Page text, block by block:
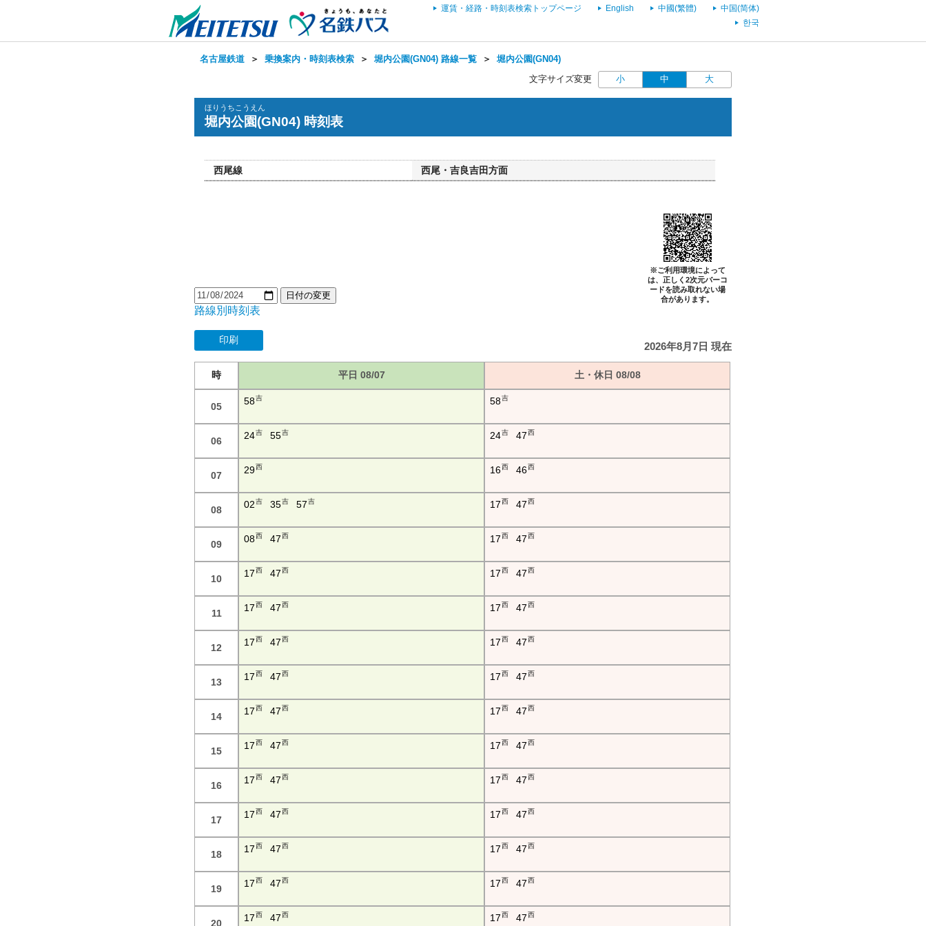
運賃・経路・時刻表検索トップページ English 中國(繁體)
中国(简体)
한국
名古屋鉄道 ＞ 乗換案内・時刻表検索 ＞ 堀内公園(GN04) 路線一覧 ＞ 堀内公園(GN04)
文字サイズ変更 小 中 大
ほりうちこうえん
堀内公園(GN04) 時刻表
西尾線 西尾・吉良吉田方面
※ご利用環境によって
は、正しく2次元バーコ
ードを読み取れない場
合があります。
日付の変更
路線別時刻表
印刷
2026年8月7日 現在
時 平日 08/07 土・休日 08/08
05 58吉 58吉
06 24吉 55吉 24吉 47西
07 29西 16西 46西
08 02吉 35吉 57 吉 17西 47西
09 08西 47西 17西 47西
10 17西 47西 17西 47西
11 17西 47西 17西 47西
12 17西 47西 17西 47西
13 17西 47西 17西 47西
14 17西 47西 17西 47西
15 17西 47西 17西 47西
16 17西 47西 17西 47西
17 17西 47西 17西 47西
18 17西 47西 17西 47西
19 17西 47西 17西 47西
20 17西 47西 17西 47西